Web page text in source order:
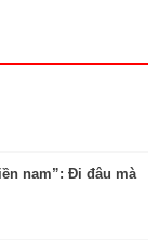
nam”: Đi đâu mà